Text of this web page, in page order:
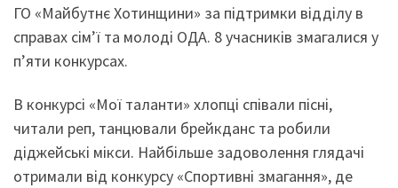
ГО «Майбутнє Хотинщини» за підтримки відділу в
справах сім’ї та молоді ОДА. 8 учасників змагалися у
п’яти конкурсах.
В конкурсі «Мої таланти» хлопці співали пісні,
читали реп, танцювали брейкданс та робили
діджейські мікси. Найбільше задоволення глядачі
отримали від конкурсу «Спортивні змагання», де